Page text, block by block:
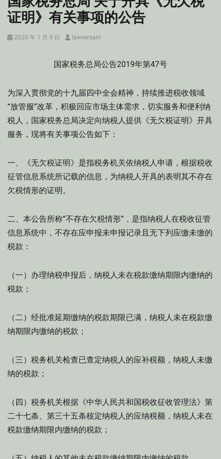
证明》有关事项的公告
Posted
2020 年 1 月 9 日 Authorlawyersam
国家税务总局公告2019年第47号
为深入贯彻党的十九届四中全会精神，持续推进税收领域
“放管服”改革，积极回应市场主体需求，切实服务和便利纳
税人，国家税务总局决定向纳税人提供《无欠税证明》开具
服务，现将有关事项公告如下：
一、《无欠税证明》是指税务机关依纳税人申请，根据税收
征管信息系统所记载的信息，为纳税人开具的表明其不存在
欠税情形的证明。
二、本公告所称“不存在欠税情形”，是指纳税人在税收征管
信息系统中，不存在应申报未申报记录且无下列应缴未缴的
税款：
（一）办理纳税申报后，纳税人未在税款缴纳期限内缴纳的
税款；
（二）经批准延期缴纳的税款期限已满，纳税人未在税款缴
纳期限内缴纳的税款；
（三）税务机关检查已查定纳税人的应补税额，纳税人未缴
纳的税款；
（四）税务机关根据《中华人民共和国税收征收管理法》第
二十七条、第三十五条核定纳税人的应纳税额，纳税人未在
税款缴纳期限内缴纳的税款；